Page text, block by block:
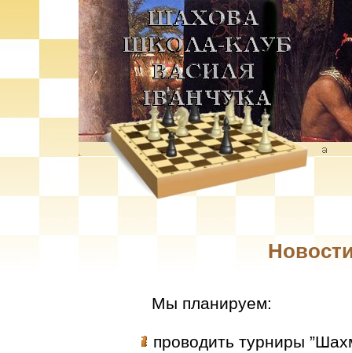
Мы планируем:
проводить турниры